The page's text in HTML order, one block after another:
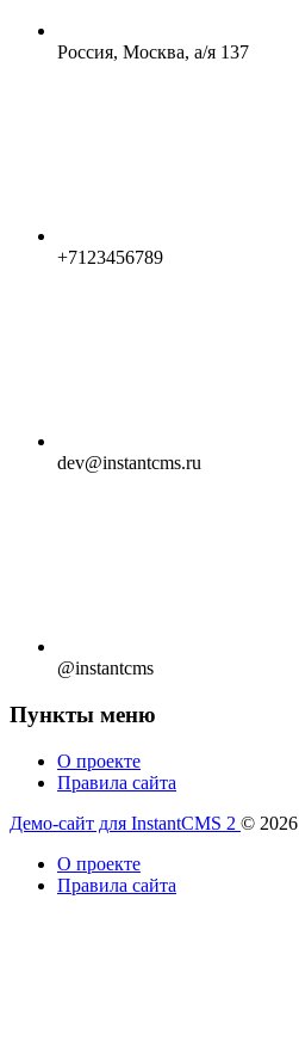
Россия, Москва, а/я 137
+7123456789
dev@instantcms.ru
@instantcms
Пункты меню
О проекте
Правила сайта
Демо-сайт для InstantCMS 2 © 2026
О проекте
Правила сайта